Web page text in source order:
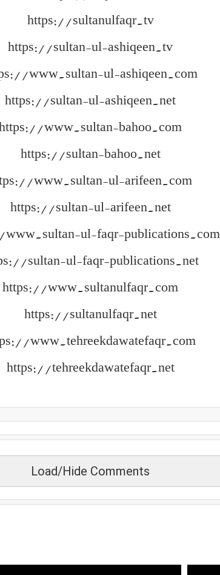
https://sultanulfaqr.tv
https://sultan-ul-ashiqeen.tv
www.sultan-ul-ashiqeen.com
https://sultan-ul-ashiqeen.net
www.sultan-bahoo.com
https://sultan-bahoo.net
www.sultan-ul-arifeen.com
https://sultan-ul-arifeen.net
ul-faqr-publications.com
sultan-ul-faqr-publications.net
https://www.sultanulfaqr.com
https://sultanulfaqr.net
www.tehreekdawatefaqr.com
https://tehreekdawatefaqr.net
Load/Hide Comments